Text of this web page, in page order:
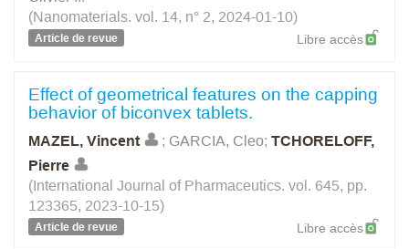
(Nanomaterials. vol. 14, n° 2, 2024-01-10)
Article de revue Libre accès
Effect of geometrical features on the capping
behavior of biconvex tablets.
MAZEL, Vincent ; GARCIA, Cleo; TCHORELOFF,
Pierre
(International Journal of Pharmaceutics. vol. 645, pp.
123365, 2023-10-15)
Article de revue Libre accès